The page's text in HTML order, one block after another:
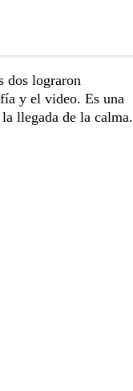
dos lograron
y el video. Es una
llegada de la calma.